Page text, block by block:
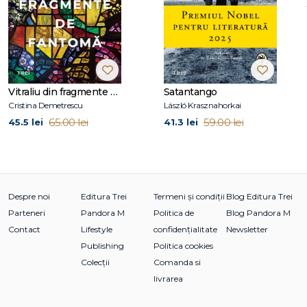
Vitraliu din fragmente de fantomă
Cristina Demetrescu
45.5 lei 65.00 lei
Satantango
László Krasznahorkai
41.3 lei 59.00 lei
Despre noi
Parteneri
Contact
Editura Trei
Pandora M
Lifestyle
Publishing
Colecții
Termeni și condiții
Politica de
confidențialitate
Politica cookies
Comanda si
livrarea
Blog Editura Trei
Blog Pandora M
Newsletter